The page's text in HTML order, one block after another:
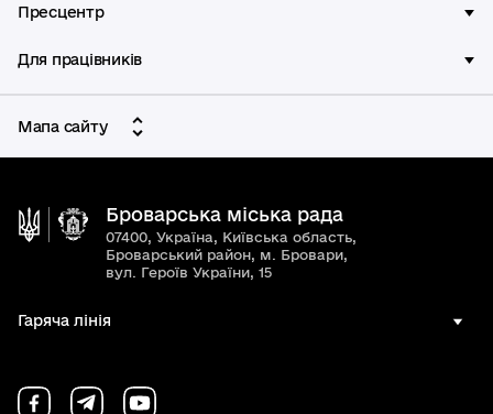
Пресцентр
Для працівників
Мапа сайту
Броварська міська рада
07400, Україна, Київська область,
Броварський район, м. Бровари,
вул. Героїв України, 15
Гаряча лінія